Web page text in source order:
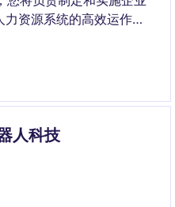
资源系统的高效运作，
性和成就感的工作环
人科技